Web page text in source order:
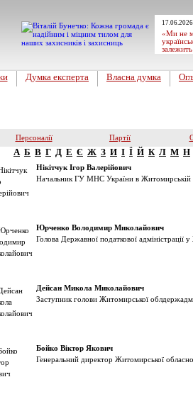
«Ми не
Думка експерта Власна думка
Персоналії Партії
А Б В Г Д Е Є Ж З И І Ї Й К Л М Н
Нікітчук Ігор Валерійович
Начальник ГУ МНС України в Житомирській
Юрченко Володимир Миколайович
Голова Державної податкової адмiнiстрацiї
Дейсан Микола Миколайович
Заступник голови Житомирської
Бойко Віктор Якович
Генеральний директор Житомирської